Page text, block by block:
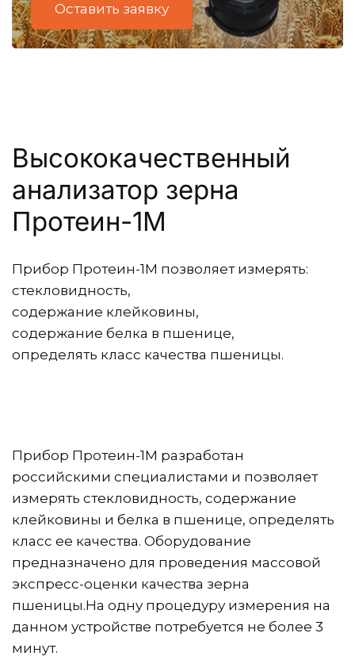
Оставить заявку
Высококачественный
анализатор зерна
Протеин-1М
Прибор Протеин-1М позволяет измерять:
стекловидность,
содержание клейковины,
содержание белка в пшенице,
определять класс качества пшеницы.
Прибор Протеин-1М разработан
российскими специалистами и позволяет
измерять стекловидность, содержание
клейковины и белка в пшенице, определять
класс ее качества. Оборудование
предназначено для проведения массовой
экспресс-оценки качества зерна
пшеницы.На одну процедуру измерения на
данном устройстве потребуется не более 3
минут.